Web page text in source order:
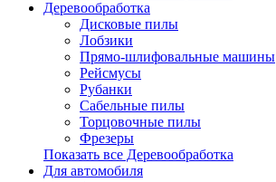
Деревообработка
Дисковые пилы
Лобзики
Прямо-шлифовальные машины
Рейсмусы
Рубанки
Сабельные пилы
Торцовочные пилы
Фрезеры
Показать все Деревообработка
Для автомобиля